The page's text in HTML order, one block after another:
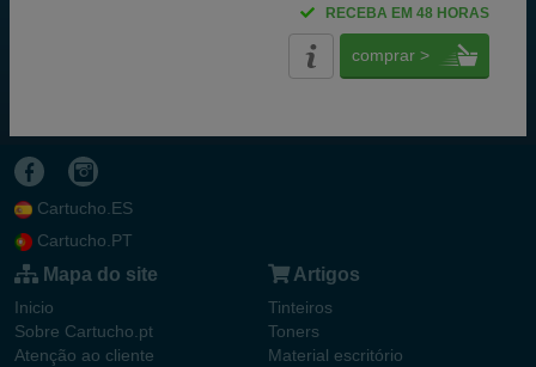
RECEBA EM 48 HORAS
comprar >
Cartucho.ES
Cartucho.PT
Mapa do site
Inicio
Sobre Cartucho.pt
Atenção ao cliente
Artigos
Tinteiros
Toners
Material escritório